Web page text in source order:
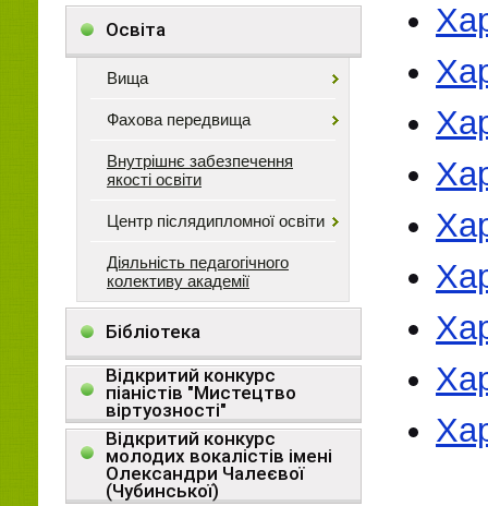
Освіта
Вища
Фахова передвища
Внутрішнє забезпечення
якості освіти
Центр післядипломної освіти
Діяльність педагогічного
колективу академії
Бібліотека
Відкритий конкурс
піаністів "Мистецтво
віртуозності"
Відкритий конкурс
молодих вокалістів імені
Олександри Чалеєвої
(Чубинської)